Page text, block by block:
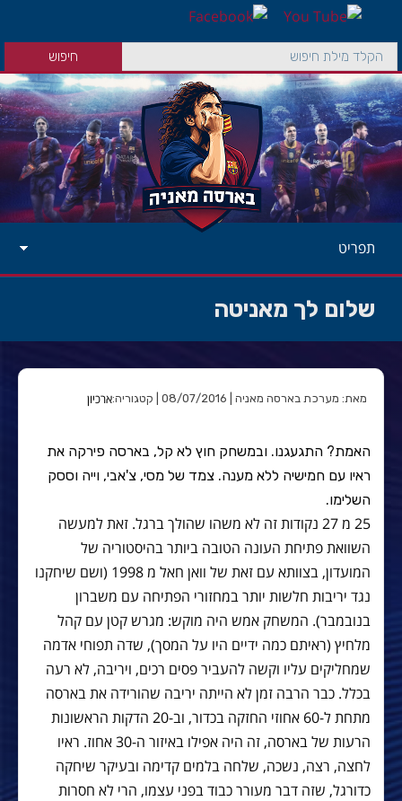
תפריט
שלום לך מאניטה
מאת: מערכת בארסה מאניה | 08/07/2016 | קטגוריה: ארכיון
האמת? התגעגנו. ובמשחק חוץ לא קל, בארסה פירקה את
ראיו עם חמישיה ללא מענה. צמד של מסי, צ'אבי, וייה וססק
השלימו.
25 מ 27 נקודות זה לא משהו שהולך ברגל. זאת למעשה
השוואת פתיחת העונה הטובה ביותר בהיסטוריה של
המועדון, בצוותא עם זאת של וואן חאל מ 1998 (ושם שיחקנו
נגד יריבות חלשות יותר במחזורי הפתיחה עם משברון
בנובמבר). המשחק אמש היה מוקש: מגרש קטן עם קהל
מלחיץ (ראיתם כמה ידיים היו על המסך), שדה תפוחי אדמה
שמחליקים עליו וקשה להעביר פסים רכים, ויריבה, לא רעה
בכלל. כבר הרבה זמן לא הייתה יריבה שהורידה את בארסה
מתחת ל-60 אחוזי החזקה בכדור, וב-20 הדקות הראשונות
הרעות של בארסה, זה היה אפילו באיזור ה-30 אחוז. ראיו
לחצה, רצה, נשכה, שלחה בלמים קדימה ובעיקר שיחקה
כדורגל, שזה דבר מעורר כבוד בפני עצמו, הרי לא חסרות